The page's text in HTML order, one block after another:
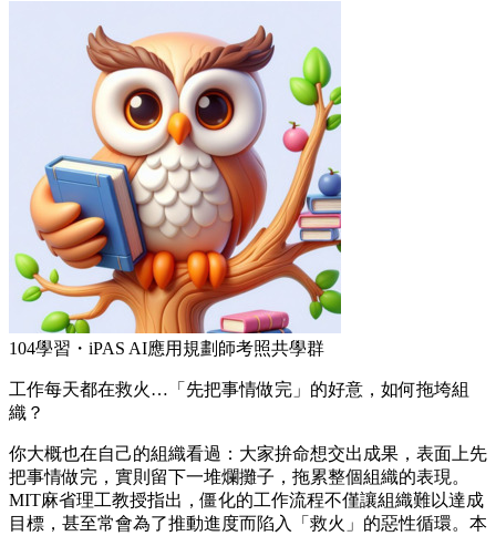
104學習・iPAS AI應用規劃師考照共學群
工作每天都在救火…「先把事情做完」的好意，如何拖垮組
織？
你大概也在自己的組織看過：大家拚命想交出成果，表面上先
把事情做完，實則留下一堆爛攤子，拖累整個組織的表現。
MIT麻省理工教授指出，僵化的工作流程不僅讓組織難以達成
目標，甚至常會為了推動進度而陷入「救火」的惡性循環。本